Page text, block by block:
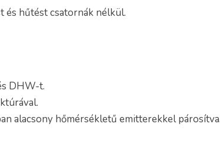
és hűtést csatornák nélkül.
DHW-t.
alacsony hőmérsékletű emitterekkel párosítva.